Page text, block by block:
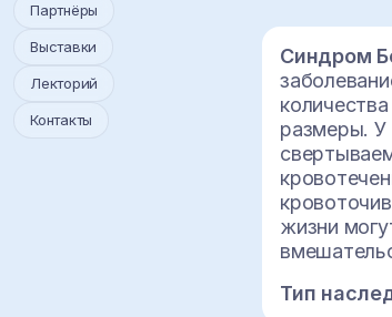
Партнёры
Выставки
Лекторий
Контакты
Синдром
размеры. У
жизни
Тип